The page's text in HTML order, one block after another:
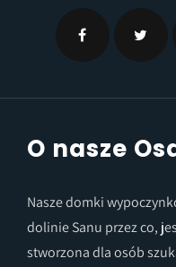
O nasze
Nasze domki
dolinie Sanu przez co,
stworzona dla osób